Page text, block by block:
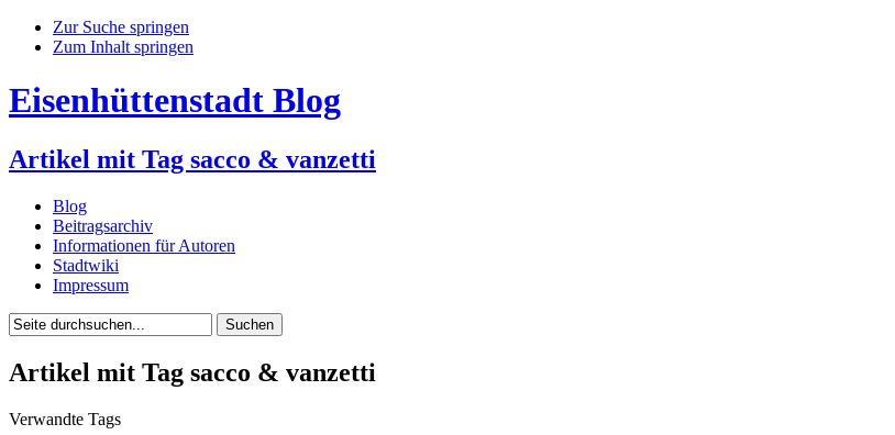
Zur Suche springen
Zum Inhalt springen
Eisenhüttenstadt Blog
Artikel mit Tag sacco & vanzetti
Blog
Beitragsarchiv
Informationen für Autoren
Stadtwiki
Impressum
Artikel mit Tag sacco & vanzetti
Verwandte Tags